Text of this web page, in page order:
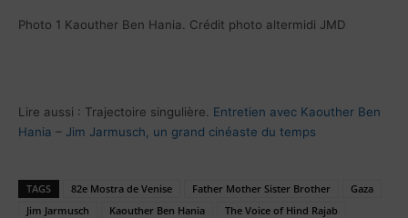
Photo 1 Kaouther Ben Hania. Crédit photo altermidi JMD
Lire aussi : Trajectoire singulière. Entretien avec Kaouther Ben
Hania – Jim Jarmusch, un grand cinéaste du temps
TAGS 82e Mostra de Venise Father Mother Sister Brother
Gaza
Jim Jarmusch
Kaouther Ben Hania The Voice of Hind Rajab